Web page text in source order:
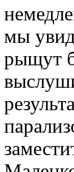
мы
рыщут